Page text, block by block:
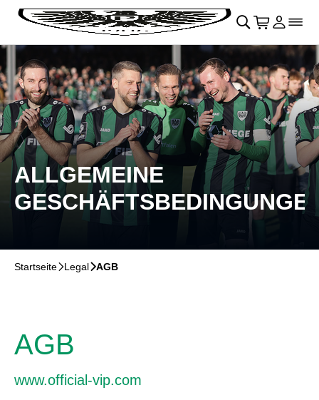
Navigation überspringen􀄫
􀊫 􀍩 Login
􀉩􀌇
ALLGEMEINE
Startseite􀆊Legal􀆊AGB
AGB
www.official-vip.com